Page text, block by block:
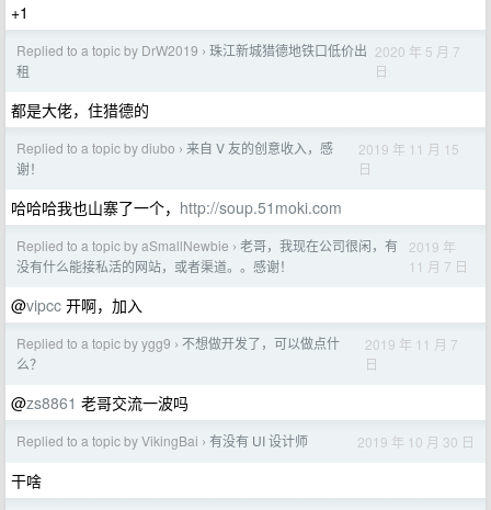
+1
Replied to a topic by DrW2019 › 珠江新城猎德地铁口低价出
租
2020 年 5 月 7
日
都是大佬，住猎德的
Replied to a topic by diubo › 来自 V 友的创意收入，感
谢！
2019 年 11 月 15
日
哈哈哈我也山寨了一个， http://soup.51moki.com
Replied to a topic by aSmallNewbie › 老哥，我现在公司很闲，有
没有什么能接私活的网站，或者渠道。。感谢！
2019 年
11 月 7 日
@vipcc 开啊，加入
Replied to a topic by ygg9 › 不想做开发了，可以做点什
么？
2019 年 11 月 7
日
@zs8861 老哥交流一波吗
Replied to a topic by VikingBai › 有没有 UI 设计师 2019 年 10 月 30 日
干啥